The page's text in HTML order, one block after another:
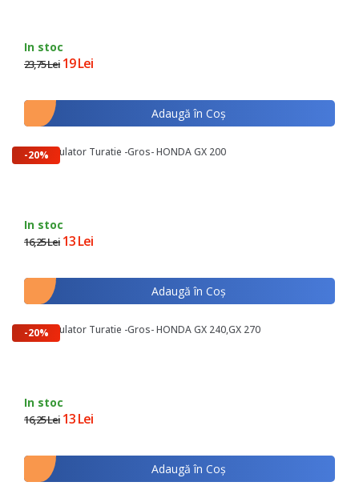
In stoc
23,75 Lei 19 Lei
Adaugă în Coş
-20%
Arc Regulator Turatie -Gros- HONDA GX 200
In stoc
16,25 Lei 13 Lei
Adaugă în Coş
-20%
Arc Regulator Turatie -Gros- HONDA GX 240,GX 270
In stoc
16,25 Lei 13 Lei
Adaugă în Coş